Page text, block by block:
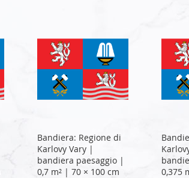
Bandiera: Regione di
Karlovy Vary |
bandiera paesaggio |
0,7 m² | 70 × 100 cm
0,375